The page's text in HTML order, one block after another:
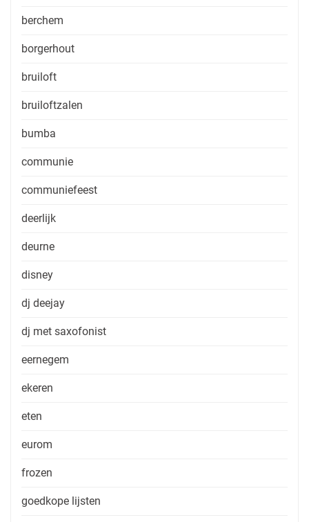
berchem
borgerhout
bruiloft
bruiloftzalen
bumba
communie
communiefeest
deerlijk
deurne
disney
dj deejay
dj met saxofonist
eernegem
ekeren
eten
eurom
frozen
goedkope lijsten